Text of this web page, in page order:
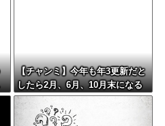
【チャンミ】今年も年3更新だと
したら2月、6月、10月末になる
けどこれ毎回LoH月だから暇すぎ
ない？